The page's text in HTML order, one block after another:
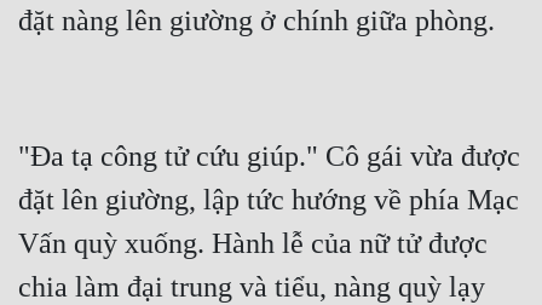
"Đa tạ công tử cứu giúp." Cô gái vừa được
đặt lên giường, lập tức hướng về phía Mạc
Vấn quỳ xuống. Hành lễ của nữ tử được
chia làm đại trung và tiểu, nàng quỳ lạy